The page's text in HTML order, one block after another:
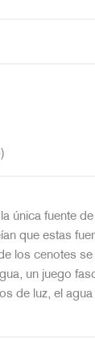
única fuente
que estas
los cenotes
un juego
de luz, el